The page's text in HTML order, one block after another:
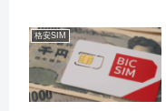
格安SIM